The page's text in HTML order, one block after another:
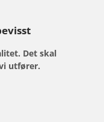
Det skal
utfører.